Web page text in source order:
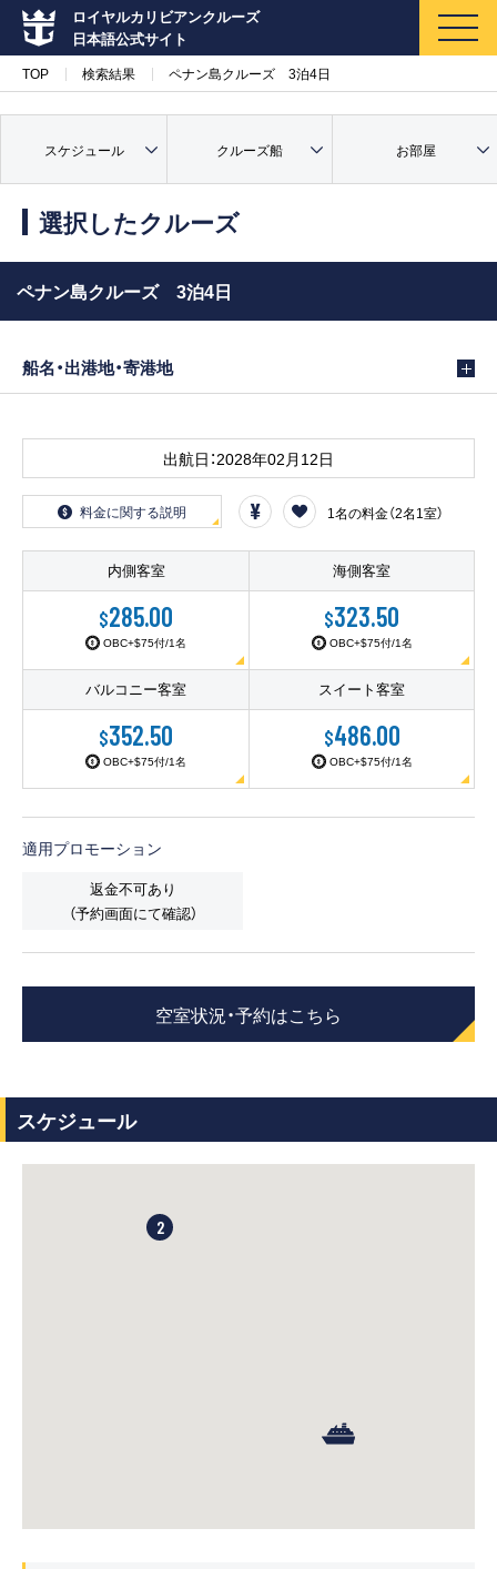
ロイヤルカリビアンクルーズ
日本語公式サイト
マイページ
クルーズ検索
クルーズの楽しみ方
船内へようこそ
客船のご案内
寄港地ガイド
トピックス パンフレット
ご予約後の流れ お問い合わせ
れる理由
TOP 検索結果 ペナン島クルーズ 3泊4日
スケジュール クルーズ船 お部屋
選択したクルーズ
ペナン島クルーズ 3泊4日
船名・出港地・寄港地
出航日：2028年02月12日
料金に関する説明 1名の料金（2名1室）
内側客室
$285.00
OBC+$75付/1名
海側客室
$323.50
OBC+$75付/1名
バルコニー客室
$352.50
OBC+$75付/1名
スイート客室
$486.00
OBC+$75付/1名
適用プロモーション
返金不可あり
（予約画面にて確認）
空室状況・予約はこちら
スケジュール
2